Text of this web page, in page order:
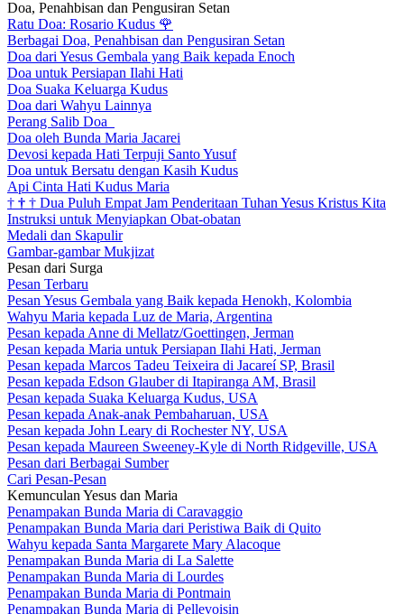
Doa, Penahbisan dan Pengusiran Setan
Ratu Doa: Rosario Kudus 🌹
Berbagai Doa, Penahbisan dan Pengusiran Setan
Doa dari Yesus Gembala yang Baik kepada Enoch
Doa untuk Persiapan Ilahi Hati
Doa Suaka Keluarga Kudus
Doa dari Wahyu Lainnya
Perang Salib Doa
Doa oleh Bunda Maria Jacarei
Devosi kepada Hati Terpuji Santo Yusuf
Doa untuk Bersatu dengan Kasih Kudus
Api Cinta Hati Kudus Maria
† † † Dua Puluh Empat Jam Penderitaan Tuhan Yesus Kristus Kita
Instruksi untuk Menyiapkan Obat-obatan
Medali dan Skapulir
Gambar-gambar Mukjizat
Pesan dari Surga
Pesan Terbaru
Pesan Yesus Gembala yang Baik kepada Henokh, Kolombia
Wahyu Maria kepada Luz de Maria, Argentina
Pesan kepada Anne di Mellatz/Goettingen, Jerman
Pesan kepada Maria untuk Persiapan Ilahi Hati, Jerman
Pesan kepada Marcos Tadeu Teixeira di Jacareí SP, Brasil
Pesan kepada Edson Glauber di Itapiranga AM, Brasil
Pesan kepada Suaka Keluarga Kudus, USA
Pesan kepada Anak-anak Pembaharuan, USA
Pesan kepada John Leary di Rochester NY, USA
Pesan kepada Maureen Sweeney-Kyle di North Ridgeville, USA
Pesan dari Berbagai Sumber
Cari Pesan-Pesan
Kemunculan Yesus dan Maria
Penampakan Bunda Maria di Caravaggio
Penampakan Bunda Maria dari Peristiwa Baik di Quito
Wahyu kepada Santa Margarete Mary Alacoque
Penampakan Bunda Maria di La Salette
Penampakan Bunda Maria di Lourdes
Penampakan Bunda Maria di Pontmain
Penampakan Bunda Maria di Pellevoisin